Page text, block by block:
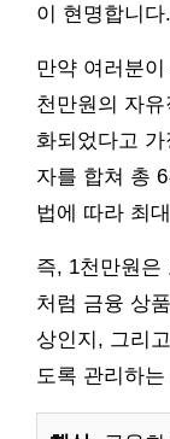
이 현명합니다.
만약 여러분
천만원의 자
화되었다고
자를 합쳐 총
법에 따라 최
즉, 1천만원은
처럼 금융 상
상인지, 그리
도록 관리하